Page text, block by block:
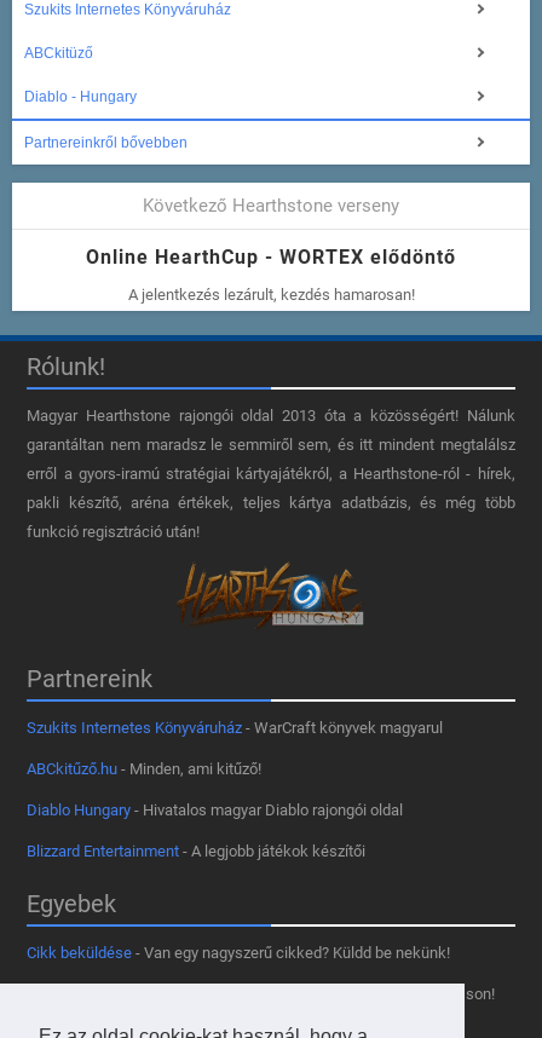
Szukits Internetes Könyváruház
ABCkitüző
Diablo - Hungary
Partnereinkről bővebben
Következő Hearthstone verseny
Online HearthCup - WORTEX elődöntő
A jelentkezés lezárult, kezdés hamarosan!
Rólunk!
Magyar Hearthstone​ rajongói oldal 2013 óta a közösségért! Nálunk
garantáltan nem maradsz le semmiről sem, és itt mindent megtalálsz
erről a gyors-iramú stratégiai kártyajátékról, a Hearthstone-ról - hírek,
pakli készítő, aréna értékek, teljes kártya adatbázis, és még több
funkció regisztráció után!
Partnereink
Szukits Internetes Könyváruház - WarCraft könyvek magyarul
ABCkitűző.hu - Minden, ami kitűző!
Diablo Hungary - Hivatalos magyar Diablo rajongói oldal
Blizzard Entertainment - A legjobb játékok készítői
Egyebek
Cikk beküldése - Van egy nagyszerű cikked? Küldd be nekünk!
- Tetszik az oldal? Segíts, hogy fennmaradhasson!